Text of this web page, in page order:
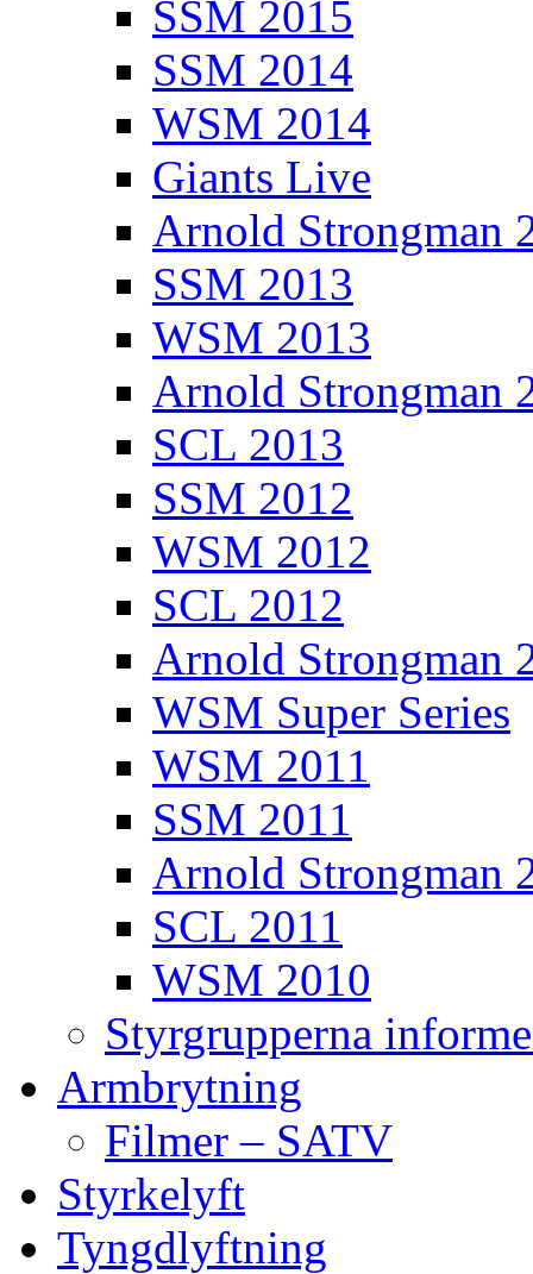
SSM 2015
SSM 2014
WSM 2014
Giants Live
Arnold Strongman
SSM 2013
WSM 2013
Arnold Strongman
SCL 2013
SSM 2012
WSM 2012
SCL 2012
Arnold Strongman
WSM Super Series
WSM 2011
SSM 2011
Arnold Strongman
SCL 2011
WSM 2010
Styrgrupperna
Armbrytning
Filmer – SATV
Styrkelyft
Tyngdlyftning